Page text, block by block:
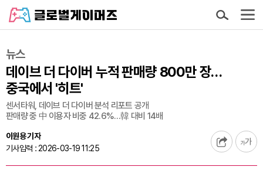
뉴스
데이브 더 다이버 누적 판매량 800만 장…
중국에서 '히트'
센서타워, 데이브 더 다이버 분석 리포트 공개
판매량 중 中 이용자 비중 42.6%…韓 대비 14배
이원용 기자
기사입력 : 2026-03-19 11:25